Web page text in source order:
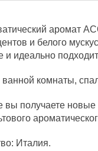
аромат
и белого
и идеально
комнаты,
вы получаете
Италия.